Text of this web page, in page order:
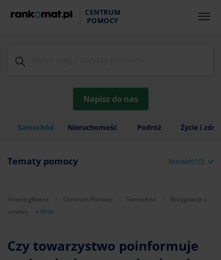
CENTRUM
POMOCY
Samochód Nieruchomość Podróż Życie i
Napisz do nas
Tematy pomocy Rozwiń(10)
Strona główna Centrum Pomocy Samochód
Rezygnacja z
umowy
« Wróć
Czy towarzystwo poinformuje